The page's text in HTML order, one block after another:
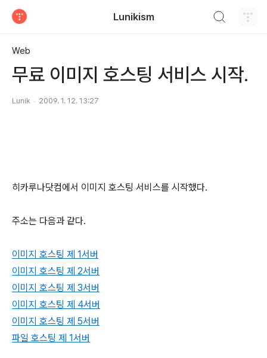
Lunikism
Web
무료 이미지 호스팅 서비스 시작.
Lunik 2009. 1. 12. 13:27
히카루나닷컴에서 이미지 호스팅 서비스를 시작했다.
주소는 다음과 같다.
이미지 호스팅 제 1서버
이미지 호스팅 제 2서버
이미지 호스팅 제 3서버
이미지 호스팅 제 4서버
이미지 호스팅 제 5서버
파일 호스팅 제 1서버